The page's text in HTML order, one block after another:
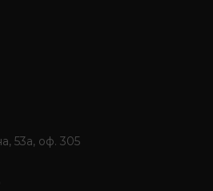
53а, оф. 305